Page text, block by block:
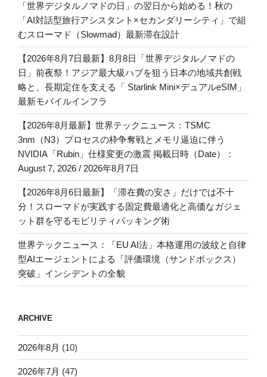
「世界デジタルノマドの日」の翌日から始める！秋の
「AI対話型旅行アシスタント×セカンダリーシティ」で組
むスローマド（Slowmad）最新滞在設計
【2026年8月7日最新】8月8日「世界デジタルノマドの
日」前夜祭！アジア最大級ハブを狙う日本の地域共創戦
略と、長期定住を支える「 Starlink Mini×デュアルeSIM」
最新モバイルインフラ
【2026年8月最新】世界テックニュース：TSMC
3nm（N3）プロセスの枠争奪戦とメモリ逼迫に伴う
NVIDIA「Rubin」仕様変更の激震 掲載日時（Date）：
August 7, 2026 / 2026年8月7日
【2026年8月6日最新】「滞在費の安さ」だけでは不十
分！スローマドが実践する固定費最適化と高価なガジェ
ット群を守るモビリティパッキング術
世界テックニュース：「EU AI法」本格運用の波紋と自律
型AIエージェントによる「評価環境（サンドボックス）
突破」インシデントの全貌
ARCHIVE
2026年8月 (10)
2026年7月 (47)